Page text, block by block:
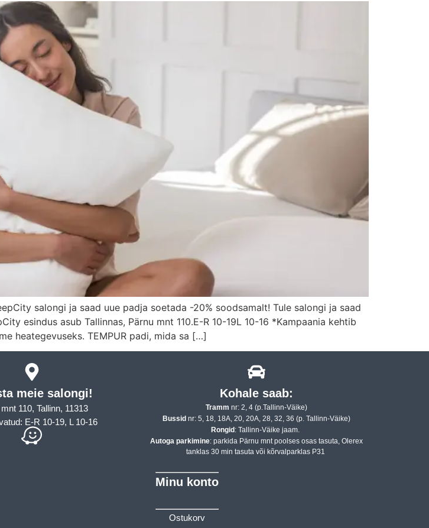
salongi ja saad uue padja soetada -20% soodsamalt! Tule salongi ja saad
esindus asub Tallinnas, Pärnu mnt 110.E-R 10-19L 10-16 *Kampaania kehtib
heategevuseks. TEMPUR padi, mida sa […]
meie salongi!
110, Tallinn, 11313
E-R 10-19, L 10-16
Kohale saab:
Tramm nr: 2, 4 (p.Tallinn-Väike)
Bussid nr: 5, 18, 18A, 20, 20A, 28, 32, 36 (p. Tallinn-Väike)
Rongid : Tallinn-Väike jaam.
Autoga parkimine: parkida Pärnu mnt poolses osas tasuta, Olerex
tanklas 30 min tasuta või kõrvalparklas P31
Minu konto
Ostukorv